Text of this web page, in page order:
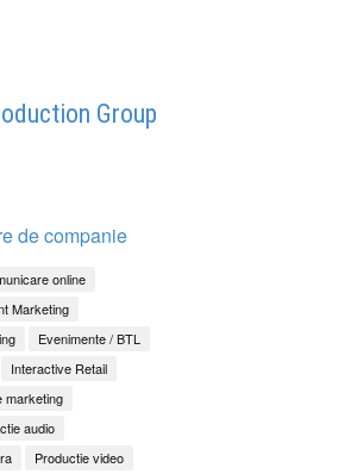
Group
de companie
online
Marketing
Evenimente / BTL
Interactive Retail
marketing
audio
Productie video